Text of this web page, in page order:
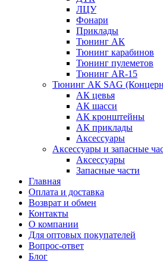
ЛЦУ
Фонари
Приклады
Тюнинг АК
Тюнинг карабинов
Тюнинг пулеметов
Тюнинг AR-15
Тюнинг АК SAG
АК цевья
АК шасси
АК кронштейны
АК приклады
Аксессуары
Аксессуары и запасные
Аксессуары
Запасные части
Главная
Оплата и доставка
Возврат и обмен
Контакты
О компании
Для оптовых покупателей
Вопрос-ответ
Блог